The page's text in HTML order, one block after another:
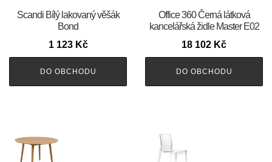
Scandi Bílý lakovaný věšák
Bond
1 123 Kč
DO OBCHODU
Office 360 Černá látková
kancelářská židle Master E02
18 102 Kč
DO OBCHODU